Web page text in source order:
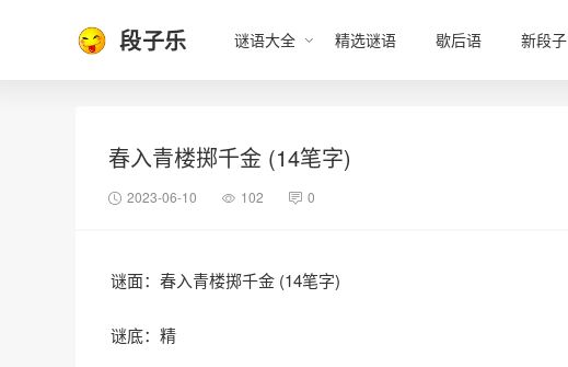
段子乐 谜语大全 精选谜语 歇后语 新段子
春入青楼掷千金 (14笔字)
2023-06-10 102 0
谜面：春入青楼掷千金 (14笔字)
谜底：精